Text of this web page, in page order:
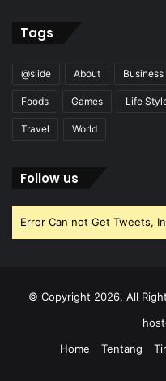
Tags
@slide About Business
Foods Games Life
Travel World
Follow us
Error Can not Get Tweets,
© Copyright 2026, All
Home
Tentang